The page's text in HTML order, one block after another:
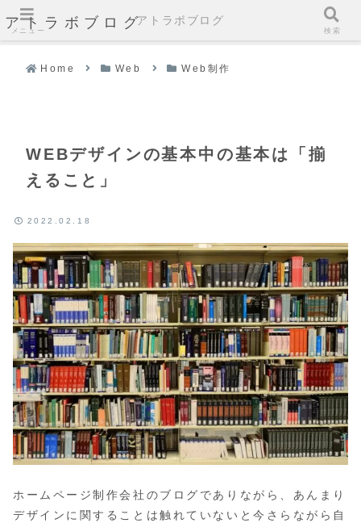
アトラボブログ
Home Web Web制作
WEBデザインの基本中の基本は「揃
えること」
2022.02.18
ホームページ制作会社のブログでありながら、あんまり
デザインに関することは触れていないと今さらながら自
メニュー
アトラボブログ
検索